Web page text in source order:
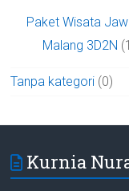
Paket Wisata
Malang 3D2N
Tanpa kategori (0)
Kurnia